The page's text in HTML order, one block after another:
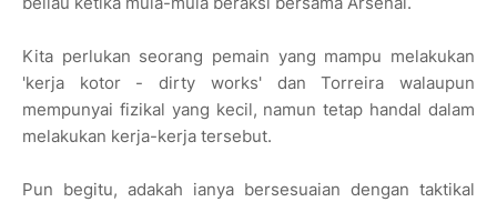
Kita perlukan seorang pemain yang mampu melakukan
'kerja kotor - dirty works' dan Torreira walaupun
mempunyai fizikal yang kecil, namun tetap handal dalam
melakukan kerja-kerja tersebut.
Pun begitu, adakah ianya bersesuaian dengan taktikal